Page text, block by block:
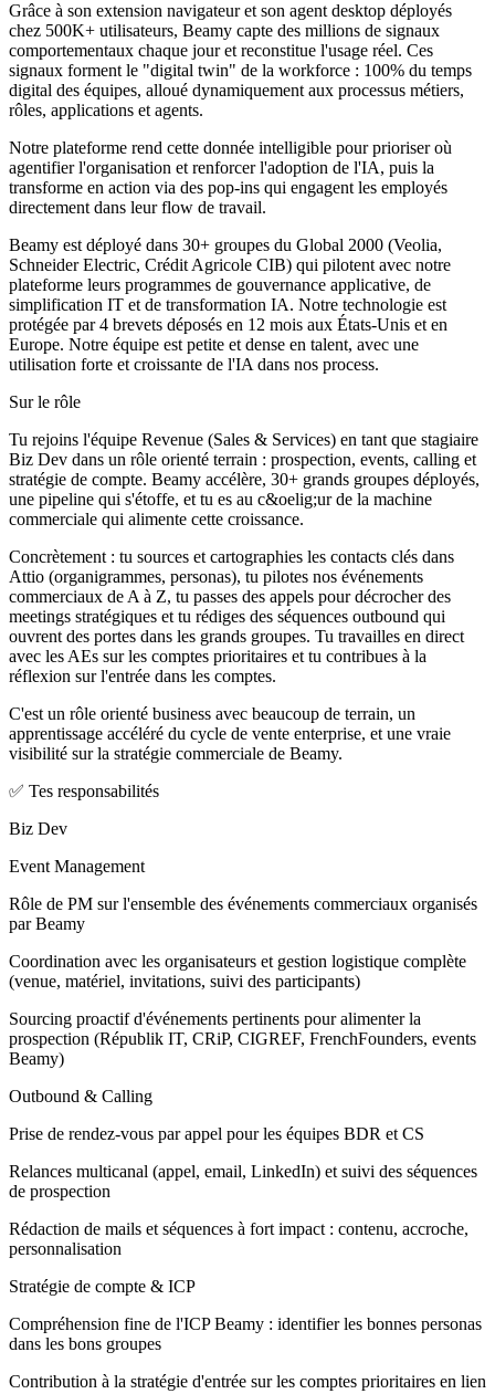
Grâce à son extension navigateur et son agent desktop déployés
chez 500K+ utilisateurs, Beamy capte des millions de signaux
comportementaux chaque jour et reconstitue l'usage réel. Ces
signaux forment le "digital twin" de la workforce : 100% du temps
digital des équipes, alloué dynamiquement aux processus métiers,
rôles, applications et agents.
Notre plateforme rend cette donnée intelligible pour prioriser où
agentifier l'organisation et renforcer l'adoption de l'IA, puis la
transforme en action via des pop-ins qui engagent les employés
directement dans leur flow de travail.
Beamy est déployé dans 30+ groupes du Global 2000 (Veolia,
Schneider Electric, Crédit Agricole CIB) qui pilotent avec notre
plateforme leurs programmes de gouvernance applicative, de
simplification IT et de transformation IA. Notre technologie est
protégée par 4 brevets déposés en 12 mois aux États-Unis et en
Europe. Notre équipe est petite et dense en talent, avec une
utilisation forte et croissante de l'IA dans nos process.
Sur le rôle
Tu rejoins l'équipe Revenue (Sales & Services) en tant que stagiaire
Biz Dev dans un rôle orienté terrain : prospection, events, calling et
stratégie de compte. Beamy accélère, 30+ grands groupes déployés,
une pipeline qui s'étoffe, et tu es au c&oelig;ur de la machine
commerciale qui alimente cette croissance.
Concrètement : tu sources et cartographies les contacts clés dans
Attio (organigrammes, personas), tu pilotes nos événements
commerciaux de A à Z, tu passes des appels pour décrocher des
meetings stratégiques et tu rédiges des séquences outbound qui
ouvrent des portes dans les grands groupes. Tu travailles en direct
avec les AEs sur les comptes prioritaires et tu contribues à la
réflexion sur l'entrée dans les comptes.
C'est un rôle orienté business avec beaucoup de terrain, un
apprentissage accéléré du cycle de vente enterprise, et une vraie
visibilité sur la stratégie commerciale de Beamy.
✅ Tes responsabilités
Biz Dev
Event Management
Rôle de PM sur l'ensemble des événements commerciaux organisés
par Beamy
Coordination avec les organisateurs et gestion logistique complète
(venue, matériel, invitations, suivi des participants)
Sourcing proactif d'événements pertinents pour alimenter la
prospection (Républik IT, CRiP, CIGREF, FrenchFounders, events
Beamy)
Outbound & Calling
Prise de rendez-vous par appel pour les équipes BDR et CS
Relances multicanal (appel, email, LinkedIn) et suivi des séquences
de prospection
Rédaction de mails et séquences à fort impact : contenu, accroche,
personnalisation
Stratégie de compte & ICP
Compréhension fine de l'ICP Beamy : identifier les bonnes personas
dans les bons groupes
Contribution à la stratégie d'entrée sur les comptes prioritaires en lien